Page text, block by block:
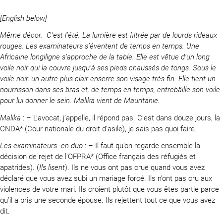
[English below]
Même décor. C’est l’été. La lumière est filtrée par de lourds rideaux
rouges. Les examinateurs s’éventent de temps en temps. Une
Africaine longiligne s’approche de la table. Elle est vêtue d’un long
voile noir qui la couvre jusqu’à ses pieds chaussés de tongs. Sous le
voile noir, un autre plus clair enserre son visage très fin. Elle tient un
nourrisson dans ses bras et, de temps en temps, entrebâille son voile
pour lui donner le sein. Malika vient de Mauritanie.
Malika : – L’avocat, j’appelle, il répond pas. C’est dans douze jours, la
CNDA* (Cour nationale du droit d’asile), je sais pas quoi faire.
Les examinateurs en duo : – Il faut qu’on regarde ensemble la
décision de rejet de l’OFPRA* (Office français des réfugiés et
apatrides). (Ils lisent). Ils ne vous ont pas crue quand vous avez
déclaré que vous avez subi un mariage forcé. Ils n’ont pas cru aux
violences de votre mari. Ils croient plutôt que vous êtes partie parce
qu’il a pris une seconde épouse. Ils rejettent tout ce que vous avez
dit.